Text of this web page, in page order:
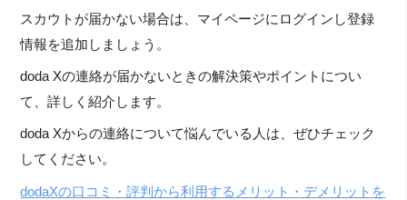
スカウトが届かない場合は、マイページにログインし登録
情報を追加しましょう。
doda Xの連絡が届かないときの解決策やポイントについ
て、詳しく紹介します。
doda Xからの連絡について悩んでいる人は、ぜひチェック
してください。
dodaXの口コミ・評判から利用するメリット・デメリットを